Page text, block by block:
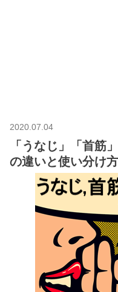
2020.07.04
「うなじ」「首筋
の違いと使い分け方